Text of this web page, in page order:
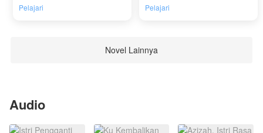
Pelajari
Pelajari
Novel Lainnya
Audio